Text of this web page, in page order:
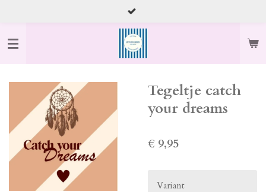
naar
de
hoofdinhoud
Tegeltje catch
your dreams
€ 9,95
Variant